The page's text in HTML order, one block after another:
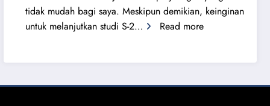
tidak mudah bagi saya. Meskipun demikian, keinginan
untuk melanjutkan studi S-2…
Read more:
dan